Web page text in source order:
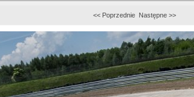
<< Poprzednie Następne >>